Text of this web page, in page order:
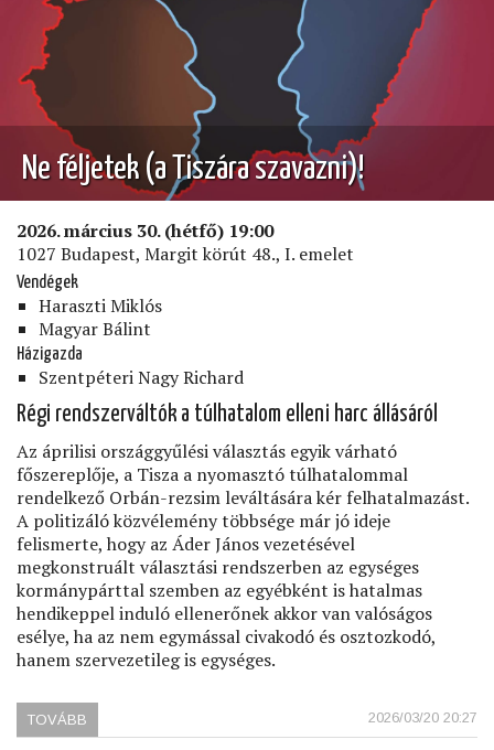
Ne féljetek (a Tiszára szavazni)!
2026. március 30. (hétfő) 19:00
1027 Budapest, Margit körút 48., I. emelet
Vendégek
Haraszti Miklós
Magyar Bálint
Házigazda
Szentpéteri Nagy Richard
Régi rendszerváltók a túlhatalom elleni harc állásáról
Az áprilisi országgyűlési választás egyik várható
főszereplője, a Tisza a nyomasztó túlhatalommal
rendelkező Orbán-rezsim leváltására kér felhatalmazást.
A politizáló közvélemény többsége már jó ideje
felismerte, hogy az Áder János vezetésével
megkonstruált választási rendszerben az egységes
kormánypárttal szemben az egyébként is hatalmas
hendikeppel induló ellenerőnek akkor van valóságos
esélye, ha az nem egymással civakodó és osztozkodó,
hanem szervezetileg is egységes.
2026/03/20 20:27
TOVÁBB
FÉLJETEK